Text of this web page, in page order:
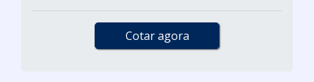
Cotar agora